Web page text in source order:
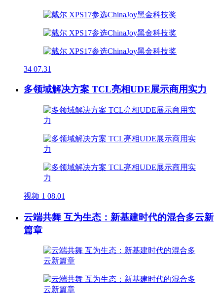
34 07.31
多领域解决方案 TCL亮相UDE展示商用实力
视频 1 08.01
云端共舞 互为生态：新基建时代的混合多云新
篇章